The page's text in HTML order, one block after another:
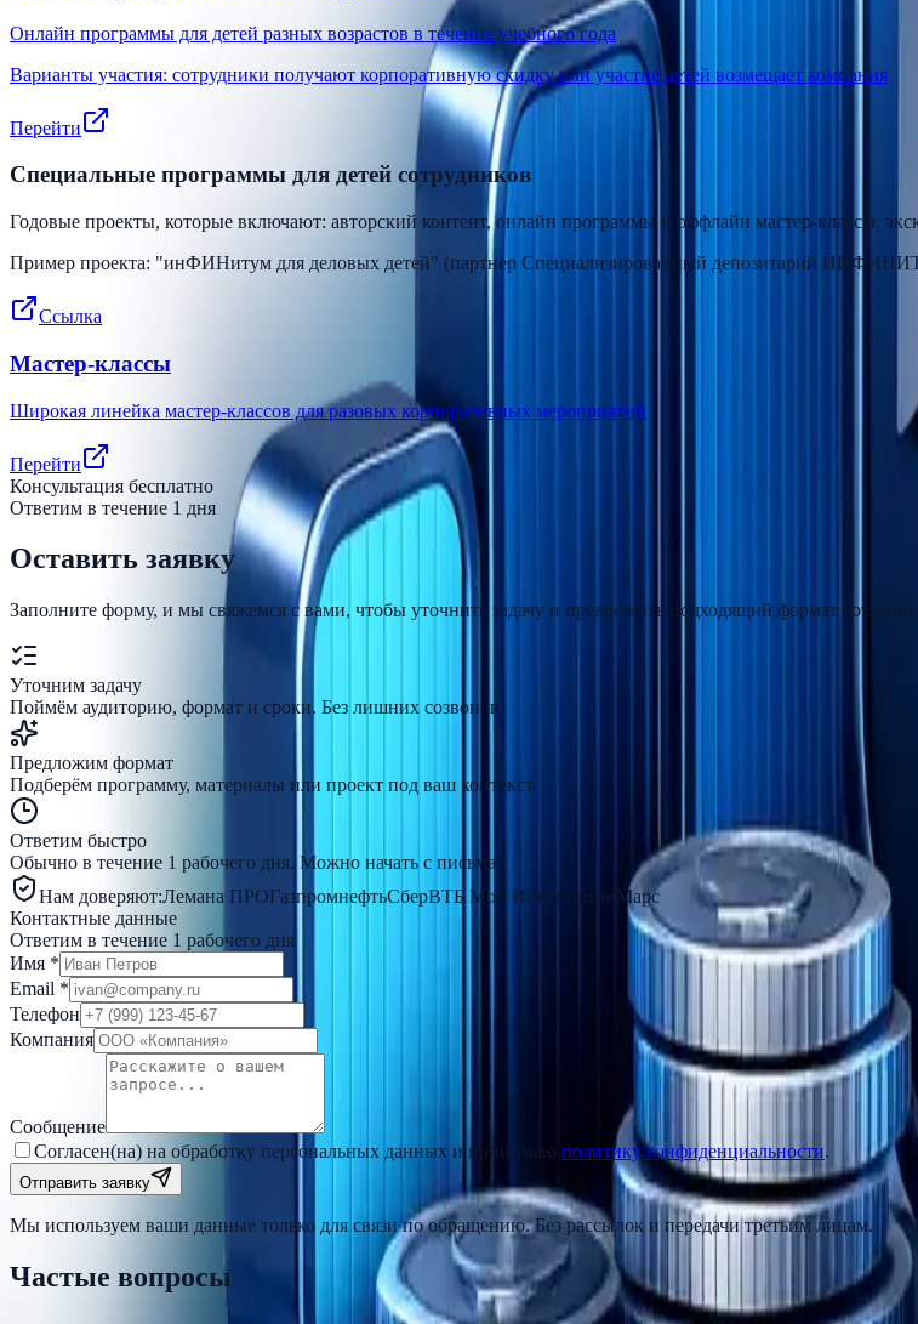
Онлайн программы для детей разных возрастов в течение учебного года
Варианты участия: сотрудники получают корпоративную скидку или участие детей возмещает компания
Перейти
Специальные программы для детей сотрудников
Годовые проекты, которые включают: авторский контент, онлайн программы и оффлайн мастер-классы,
Пример проекта: "инФИНитум для деловых детей" (партнер Специализированный депозитарий
Ссылка
Мастер-классы
Широкая линейка мастер-классов для разовых корпоративных мероприятий
Перейти
Консультация бесплатно
Ответим в течение 1 дня
Оставить заявку
Заполните форму, и мы свяжемся с вами, чтобы уточнить задачу и предложить подходящий формат
Уточним задачу
Поймём аудиторию, формат и сроки. Без лишних созвонов.
Предложим формат
Подберём программу, материалы или проект под ваш контекст.
Ответим быстро
Обычно в течение 1 рабочего дня. Можно начать с письма.
Нам доверяют:Лемана ПРОГазпромнефтьСберВТБ Мои Инвестиции
Марс
Контактные данные
Ответим в течение 1 рабочего дня
Имя *
Email *
Телефон
Компания
Сообщение
Согласен(на) на обработку персональных данных и принимаю политику конфиденциальности.
Отправить заявку
Мы используем ваши данные только для связи по обращению. Без рассылок и передачи третьим лицам.
Частые вопросы